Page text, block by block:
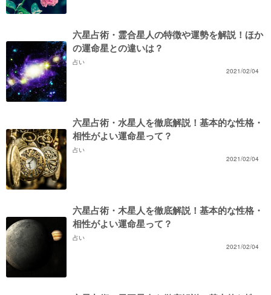
六星占術・霊合星人の特徴や運勢を解説！ほか
の運命星との違いは？
占い
2021/02/04
六星占術・水星人を徹底解説！基本的な性格・
相性がよい運命星って？
占い
2021/02/04
六星占術・木星人を徹底解説！基本的な性格・
相性がよい運命星って？
占い
2021/02/04